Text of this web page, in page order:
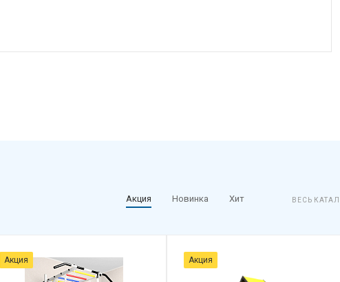
Акция Новинка Хит ВЕСЬ
Акция Акция